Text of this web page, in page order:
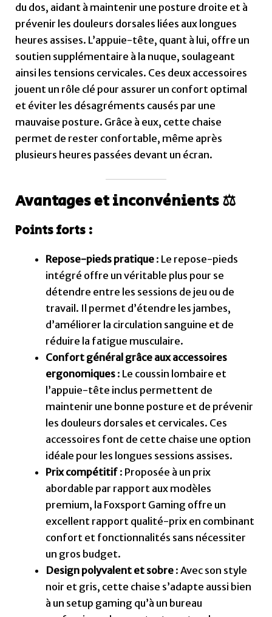
Avantages et inconvénients ⚖️
Points forts :
Repose-pieds pratique : Le repose-pieds
intégré offre un véritable plus pour se
détendre entre les sessions de jeu ou de
travail. Il permet d’étendre les jambes,
d’améliorer la circulation sanguine et de
réduire la fatigue musculaire.
Confort général grâce aux accessoires
ergonomiques: Le coussin lombaire et
l’appuie-tête inclus permettent de
les douleurs dorsales et cervicales. Ces
accessoires font de cette chaise une option
idéale pour les longues sessions assises.
Prix compétitif: Proposée à un prix
abordable par rapport aux modèles
premium, la Foxsport Gaming offre un
excellent rapport qualité-prix en combinant
confort et fonctionnalités sans nécessiter
un gros budget.
Design polyvalent et sobre: Avec son style
noir et gris, cette chaise s’adapte aussi bien
à un setup gaming qu’à un bureau
professionnel, apportant une touche
d’élégance discrète.
Montage facile et rapide: Grâce à des
instructions claires et des pièces
préassemblées, le montage prend
seulement 20 à 30 minutes et reste
accessible même aux novices en bricolage.
Voir laFoxsport Gamingsur Conforama
Points faibles :